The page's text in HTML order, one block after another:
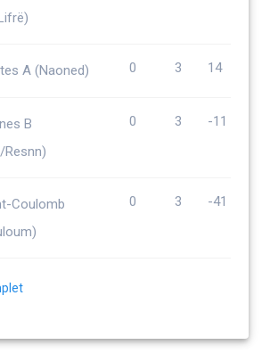
A (Naoned) 0 3 14
B
0 3 -11
Coulomb
0 3 -41